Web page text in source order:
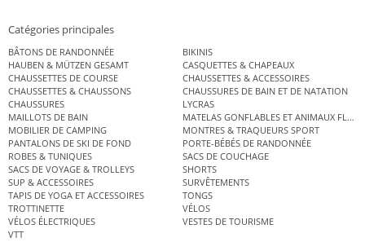
Catégories principales
BÂTONS DE RANDONNÉE
BIKINIS
HAUBEN & MÜTZEN GESAMT
CASQUETTES & CHAPEAUX
CHAUSSETTES DE COURSE
CHAUSSETTES & ACCESSOIRES
CHAUSSETTES & CHAUSSONS
CHAUSSURES DE BAIN ET DE NATATION
CHAUSSURES
LYCRAS
MAILLOTS DE BAIN
MATELAS GONFLABLES ET ANIMAUX
MOBILIER DE CAMPING
MONTRES & TRAQUEURS SPORT
PANTALONS DE SKI DE FOND
PORTE-BÉBÉS DE RANDONNÉE
ROBES & TUNIQUES
SACS DE COUCHAGE
SACS DE VOYAGE & TROLLEYS
SHORTS
SUP & ACCESSOIRES
SURVÊTEMENTS
TAPIS DE YOGA ET ACCESSOIRES
TONGS
TROTTINETTE
VÉLOS
VÉLOS ÉLECTRIQUES
VESTES DE TOURISME
VTT